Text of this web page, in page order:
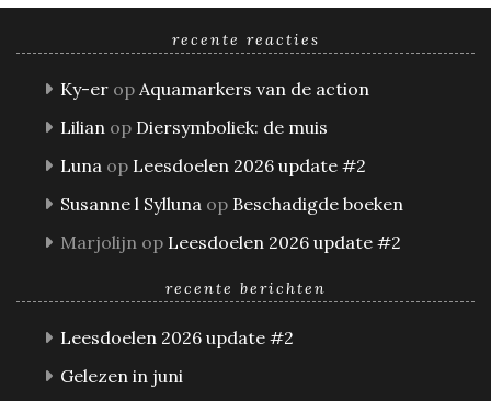
recente reacties
Ky-er op Aquamarkers van de action
Lilian op Diersymboliek: de muis
Luna op Leesdoelen 2026 update #2
Susanne l Sylluna op Beschadigde boeken
Marjolijn op Leesdoelen 2026 update #2
recente berichten
Leesdoelen 2026 update #2
Gelezen in juni